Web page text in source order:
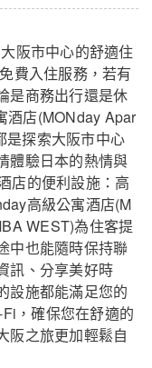
阪市中心的舒適住
費入住服務，若有
是商務出行還是休
酒店(MONday Apar
是探索大阪市中心
體驗日本的熱情與
店的便利設施：高
高級公寓酒店(M
WEST)為住客提
中也能隨時保持聯
訊、分享美好時
設施都能滿足您的
，確保您在舒適的
阪之旅更加輕鬆自